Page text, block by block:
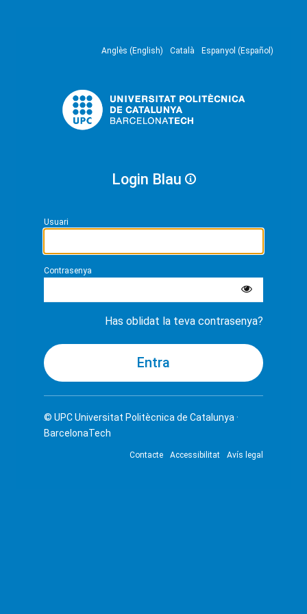
Anglès (English) Català Espanyol (Español)
Login Blau
Usuari
Contrasenya
Has oblidat la teva contrasenya?
© UPCUniversitat Politècnica de Catalunya ·
BarcelonaTech
Contacte Accessibilitat Avís legal